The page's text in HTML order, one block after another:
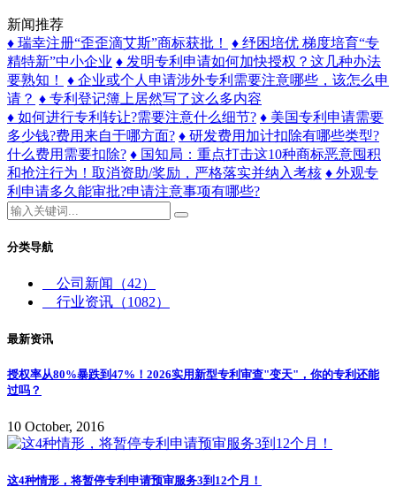
新闻推荐
♦ 瑞幸注册“歪歪滴艾斯”商标获批！
♦ 纾困培优 梯度培育“专
精特新”中小企业 ♦ 发明专利申请如何加快授权？这几种办法
要熟知！
♦ 企业或个人申请涉外专利需要注意哪些，该怎么申
请？ ♦ 专利登记簿上居然写了这么多内容
♦ 如何进行专利转让?需要注意什么细节? ♦ 美国专利申请需要
多少钱?费用来自于哪方面? ♦ 研发费用加计扣除有哪些类型?
什么费用需要扣除? ♦ 国知局：重点打击这10种商标恶意囤积
和抢注行为！取消资助/奖励，严格落实并纳入考核 ♦ 外观专
利申请多久能审批?申请注意事项有哪些?
分类导航
公司新闻
（42）
行业资讯 （1082）
最新资讯
授权率从80%暴跌到47%！2026实用新型专利审查"变天"，你的专利还能
过吗？
10 October, 2016
这4种情形，将暂停专利申请预审服务3到12个月！